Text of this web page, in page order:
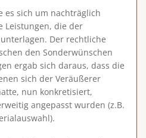
es sich um nachträglich
Leistungen, die der
Der rechtliche
den Sonderwünschen
ergab sich daraus, dass die
sich der Veräußerer
nun konkretisiert,
angepasst wurden (z.B.